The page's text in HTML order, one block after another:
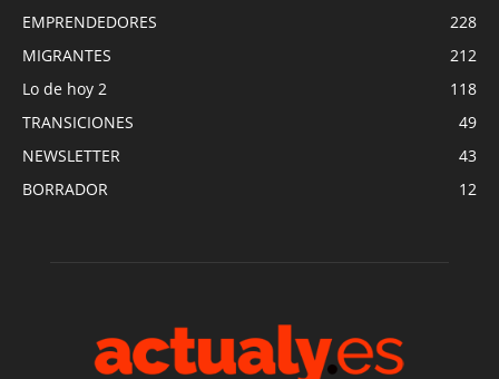
EMPRENDEDORES
228
MIGRANTES
212
Lo de hoy 2
118
TRANSICIONES
49
NEWSLETTER
43
BORRADOR
12